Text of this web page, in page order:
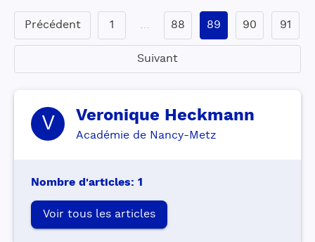
Précédent 1 … 88 89 90 91
Suivant
V Veronique Heckmann
Académie de Nancy-Metz
Nombre d'articles: 1
Voir tous les articles